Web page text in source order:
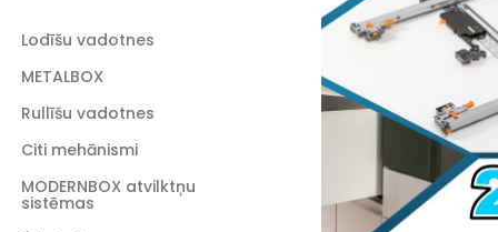
Lodīšu vadotnes
METALBOX
Rullīšu vadotnes
Citi mehānismi
MODERNBOX atvilktņu
sistēmas